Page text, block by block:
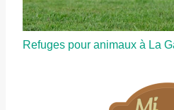
Refuges pour animaux à La